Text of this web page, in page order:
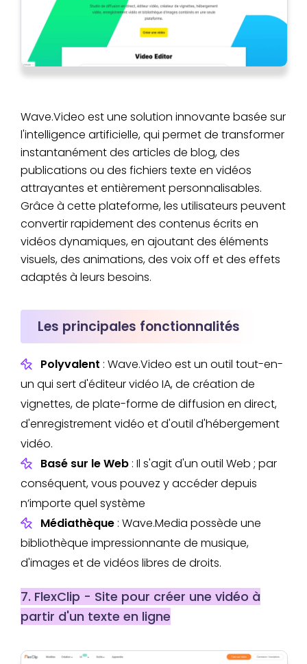
Wave.Video est une solution innovante basée sur
l'intelligence artificielle, qui permet de transformer
instantanément des articles de blog, des
publications ou des fichiers texte en vidéos
attrayantes et entièrement personnalisables.
Grâce à cette plateforme, les utilisateurs peuvent
convertir rapidement des contenus écrits en
vidéos dynamiques, en ajoutant des éléments
visuels, des animations, des voix off et des effets
adaptés à leurs besoins.
Les principales fonctionnalités
Polyvalent : Wave.Video est un outil tout-en-
un qui sert d'éditeur vidéo IA, de création de
vignettes, de plate-forme de diffusion en direct,
d'enregistrement vidéo et d'outil d'hébergement
vidéo.
Basé sur le Web : Il s'agit d'un outil Web ; par
conséquent, vous pouvez y accéder depuis
n’importe quel système
Médiathèque : Wave.Media possède une
bibliothèque impressionnante de musique,
d'images et de vidéos libres de droits.
7. FlexClip - Site pour créer une vidéo à
partir d'un texte en ligne